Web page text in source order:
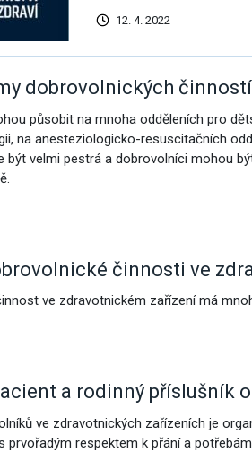
12. 4. 2022
dobrovolnických
působit na mnoha odděleních pro
na anesteziologicko-resuscitačních
být velmi pestrá a dobrovolníci mohou
činnosti ve
ve zdravotnickém zařízení má
a rodinný příslušník
ve zdravotnických zařízeních je
prvořadým respektem k přání a